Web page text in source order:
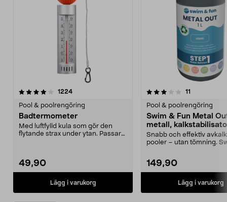
1224recensioner
Pool & poolrengöring
Badtermometer
Med luftfylld kula som gör den
flytande strax under ytan. Passar
49,90
Lägg i varukorg
3.5 av 5 stjärnor 11
Pool & poolrengöring
Swim & Fun Metal
metall,
Snabb och effektiv
pooler – utan tömning.
149,90
Lägg i varukorg
5.0 av 5 stjärnor